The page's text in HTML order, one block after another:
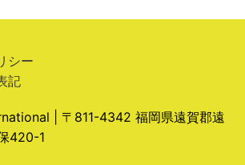
シー
記
| 〒811-4342 福岡県遠賀郡遠
420-1